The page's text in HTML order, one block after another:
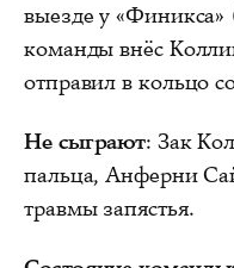
выезде у
команды внёс
отправил в кольцо
Не сыграют: Зак
пальца, Анферни
травмы запястья.